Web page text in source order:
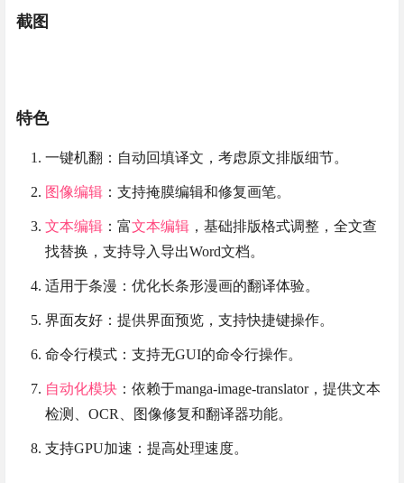
截图
特色
一键机翻：自动回填译文，考虑原文排版细节。
图像编辑 ：支持掩膜编辑和修复画笔。
文本编辑 ：富文本编辑 ，基础排版格式调整，全文查
找替换，支持导入导出Word文档。
适用于条漫：优化长条形漫画的翻译体验。
界面友好：提供界面预览，支持快捷键操作。
命令行模式：支持无GUI的命令行操作。
自动化模块 ：依赖于manga-image-translator，提供文本
检测、OCR、图像修复和翻译器功能。
支持GPU加速：提高处理速度。